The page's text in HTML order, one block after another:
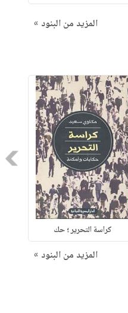
المزيد من البنود »
كراسة التحرير ؛ حك
المزيد من البنود »